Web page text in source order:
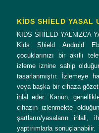
KİDS SHİELD YASAL
KİDS SHİELD YALNIZCA
Kids Shield Android
çocuklarınızı bir akıllı
izleme iznine sahip
tasarlanmıştır. İzlemeye
veya başka bir cihaza
ihlal eder. Kanun,
cihazın izlenmekte
şartların/yasaların
yaptırımlarla